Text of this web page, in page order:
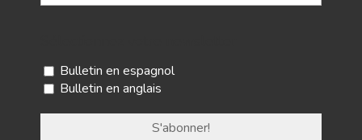
Bulletin en espagnol
Bulletin en anglais